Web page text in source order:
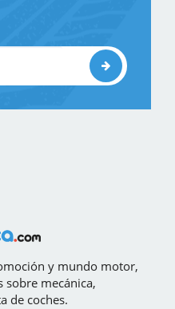
y mundo motor,
sobre mecánica,
de coches.